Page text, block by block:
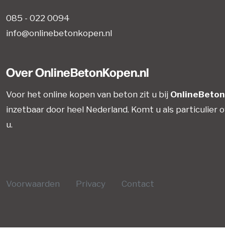
085 - 022 0094
info@onlinebetonkopen.nl
Over OnlineBetonKopen.nl
Voor het online kopen van beton zit u bij
inzetbaar door heel Nederland. Komt u als
u.
Voorwaarden Privacy Contact